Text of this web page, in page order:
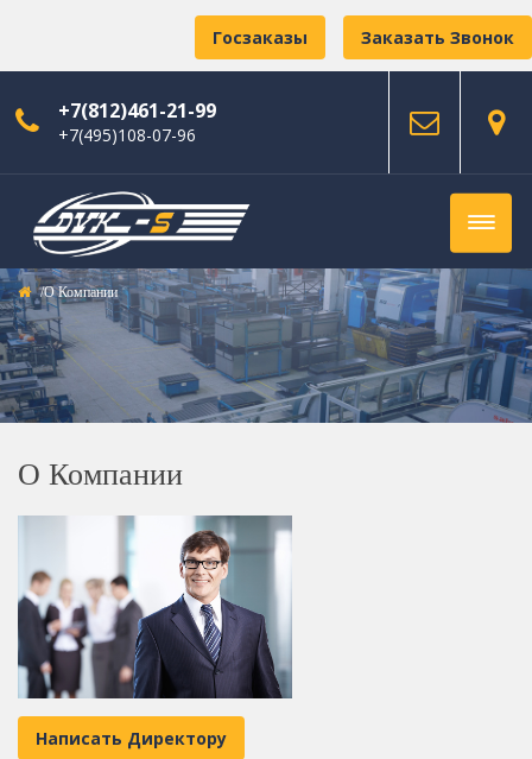
Заказать Звонок
Госзаказы
+7(812)461-21-99
+7(495)108-07-96
О Компании
О Компании
Написать Директору